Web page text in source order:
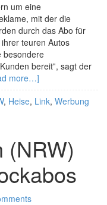
um eine
mit der die
durch das Abo für
teuren Autos
besondere
bereit‟, sagt der
more…]
, Heise, Link, Werbung
(NRW)